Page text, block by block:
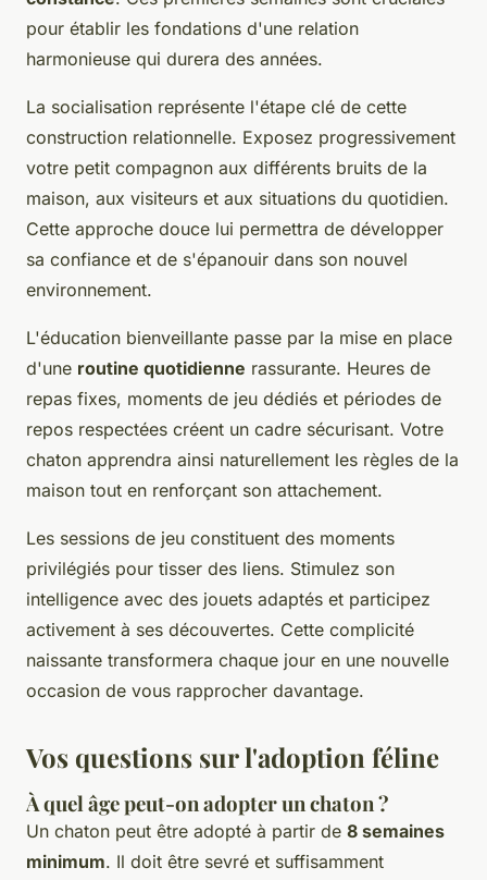
pour établir les fondations d'une relation
harmonieuse qui durera des années.
La socialisation représente l'étape clé de cette
construction relationnelle. Exposez progressivement
votre petit compagnon aux différents bruits de la
maison, aux visiteurs et aux situations du quotidien.
Cette approche douce lui permettra de développer
sa confiance et de s'épanouir dans son nouvel
environnement.
L'éducation bienveillante passe par la mise en place
d'une routine quotidienne rassurante. Heures de
repas fixes, moments de jeu dédiés et périodes de
repos respectées créent un cadre sécurisant. Votre
chaton apprendra ainsi naturellement les règles de la
maison tout en renforçant son attachement.
Les sessions de jeu constituent des moments
privilégiés pour tisser des liens. Stimulez son
intelligence avec des jouets adaptés et participez
activement à ses découvertes. Cette complicité
naissante transformera chaque jour en une nouvelle
occasion de vous rapprocher davantage.
Vos questions sur l'adoption féline
À quel âge peut-on adopter un chaton ?
Un chaton peut être adopté à partir de 8 semaines
minimum. Il doit être sevré et suffisamment